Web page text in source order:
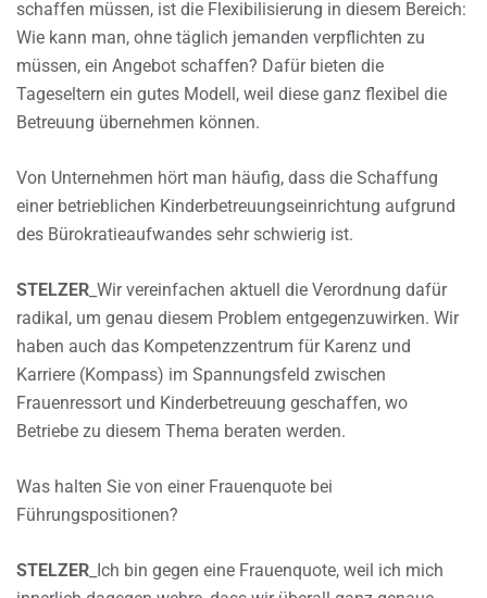
schaffen müssen, ist die Flexibilisierung in diesem Bereich:
Wie kann man, ohne täglich jemanden verpflichten zu
müssen, ein Angebot schaffen? Dafür bieten die
Tageseltern ein gutes Modell, weil diese ganz flexibel die
Betreuung übernehmen können.
Von Unternehmen hört man häufig, dass die Schaffung
einer betrieblichen Kinderbetreuungseinrichtung aufgrund
des Bürokratieaufwandes sehr schwierig ist.
STELZER _Wir vereinfachen aktuell die Verordnung dafür
radikal, um genau diesem Problem entgegenzuwirken. Wir
haben auch das Kompetenzzentrum für Karenz und
Karriere (Kompass) im Spannungsfeld zwischen
Frauenressort und Kinderbetreuung geschaffen, wo
Betriebe zu diesem Thema beraten werden.
Was halten Sie von einer Frauenquote bei
Führungspositionen?
STELZER _Ich bin gegen eine Frauenquote, weil ich mich